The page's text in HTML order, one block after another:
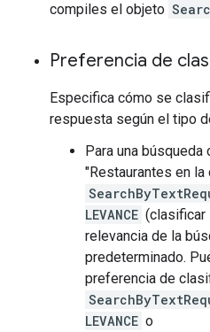
compiles el objeto
Preferencia de
Especifica cómo se
respuesta según el tipo
Para una búsqueda
"Restaurantes en la
LEVANCE (clasificar
relevancia de la
predeterminado.
preferencia de
LEVANCE o